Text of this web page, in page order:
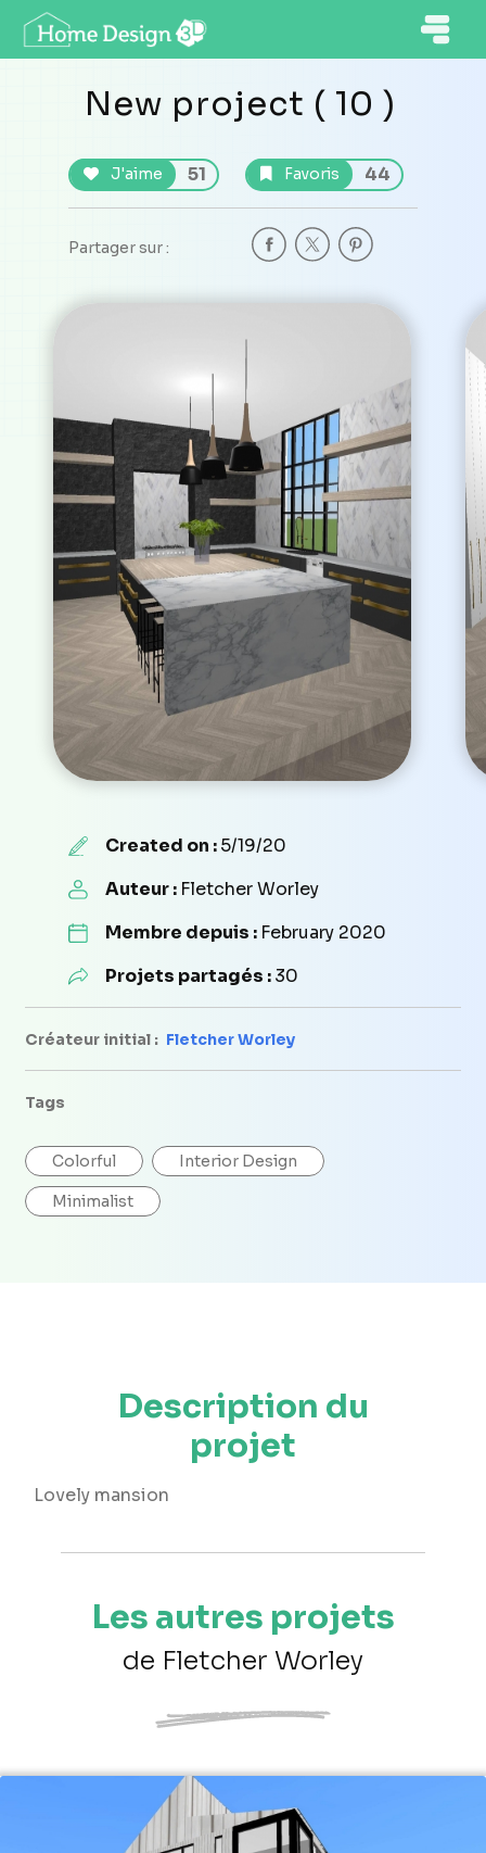
New project ( 10 )
J'aime 51 Favoris 44
Partager sur :
Created on :5/19/20
Auteur : Fletcher Worley
Membre depuis : February 2020
Projets partagés :30
Créateur initial : Fletcher Worley
Tags
Colorful Interior Design
Minimalist
Description du
projet
Lovely mansion
Les autres projets
de Fletcher Worley